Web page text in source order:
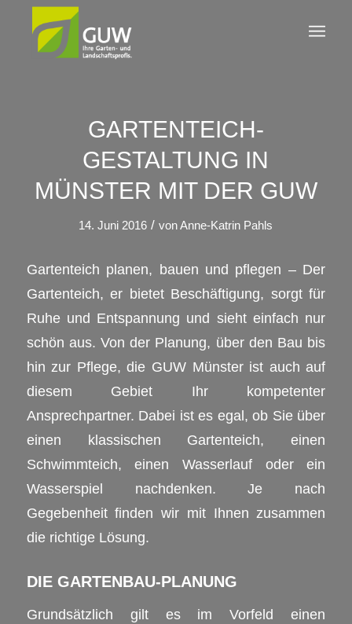
GARTENTEICH-
GESTALTUNG IN
MÜNSTER MIT DER GUW
14. Juni 2016 / vonAnne-Katrin Pahls
Gartenteich planen, bauen und pflegen – Der
Gartenteich, er bietet Beschäftigung, sorgt für
Ruhe und Entspannung und sieht einfach nur
schön aus. Von der Planung, über den Bau bis
hin zur Pflege, die GUW Münster ist auch auf
diesem Gebiet Ihr kompetenter
Ansprechpartner. Dabei ist es egal, ob Sie über
einen klassischen Gartenteich, einen
Schwimmteich, einen Wasserlauf oder ein
Wasserspiel nachdenken. Je nach
Gegebenheit finden wir mit Ihnen zusammen
die richtige Lösung.
DIE GARTENBAU-PLANUNG
Grundsätzlich gilt es im Vorfeld einen